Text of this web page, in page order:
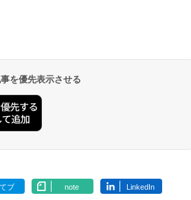
を優先表示させる
ブ note LinkedIn